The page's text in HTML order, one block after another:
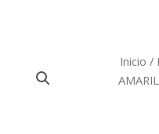
Inicio /